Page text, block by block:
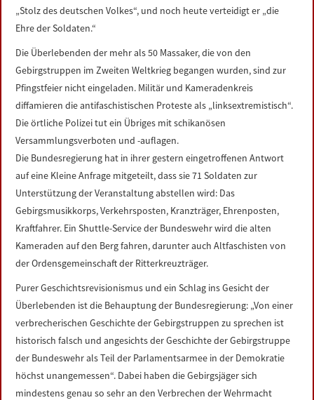
„Stolz des deutschen Volkes“, und noch heute verteidigt er „die
Ehre der Soldaten.“
Die Überlebenden der mehr als 50 Massaker, die von den
Gebirgstruppen im Zweiten Weltkrieg begangen wurden, sind zur
Pfingstfeier nicht eingeladen. Militär und Kameradenkreis
diffamieren die antifaschistischen Proteste als „linksextremistisch“.
Die örtliche Polizei tut ein Übriges mit schikanösen
Versammlungsverboten und -auflagen.
Die Bundesregierung hat in ihrer gestern eingetroffenen Antwort
auf eine Kleine Anfrage mitgeteilt, dass sie 71 Soldaten zur
Unterstützung der Veranstaltung abstellen wird: Das
Gebirgsmusikkorps, Verkehrsposten, Kranzträger, Ehrenposten,
Kraftfahrer. Ein Shuttle-Service der Bundeswehr wird die alten
Kameraden auf den Berg fahren, darunter auch Altfaschisten von
der Ordensgemeinschaft der Ritterkreuzträger.
Purer Geschichtsrevisionismus und ein Schlag ins Gesicht der
Überlebenden ist die Behauptung der Bundesregierung: „Von einer
verbrecherischen Geschichte der Gebirgstruppen zu sprechen ist
historisch falsch und angesichts der Geschichte der Gebirgstruppe
der Bundeswehr als Teil der Parlamentsarmee in der Demokratie
höchst unangemessen“. Dabei haben die Gebirgsjäger sich
mindestens genau so sehr an den Verbrechen der Wehrmacht